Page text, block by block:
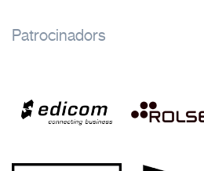
Patrocinadors